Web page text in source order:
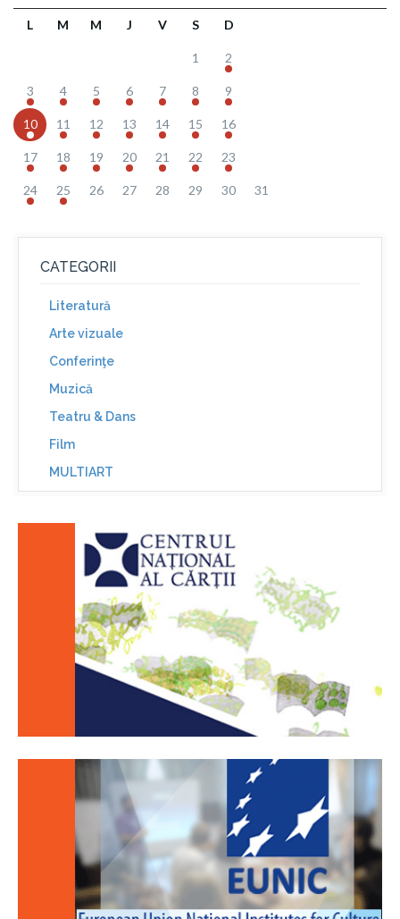
L M M J V S D
1 2
3 4 5 6 7 8 9
10 11 12 13 14 15 16
17 18 19 20 21 22 23
24 25 26 27 28 29 30 31
CATEGORII
Literatură
Arte vizuale
Conferinţe
Muzică
Teatru & Dans
Film
MULTIART